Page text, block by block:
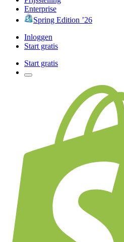
Enterprise
Spring Edition ’26
Inloggen
Start gratis
Start gratis